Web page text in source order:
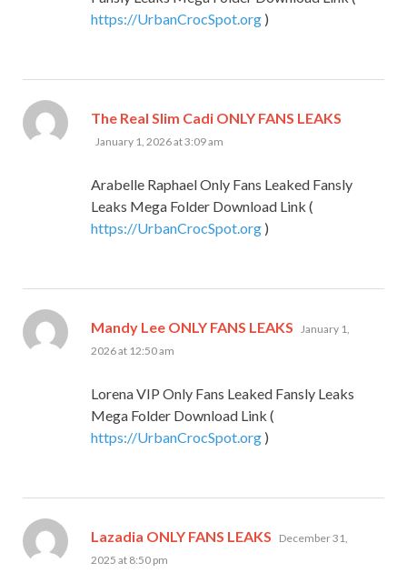
https://UrbanCrocSpot.org )
The Real Slim Cadi ONLY FANS LEAKS
January 1, 2026 at 3:09 am
Arabelle Raphael Only Fans Leaked Fansly
Leaks Mega Folder Download Link (
https://UrbanCrocSpot.org )
Mandy Lee ONLY FANS LEAKS says:
January 1,
2026 at 12:50 am
Lorena VIP Only Fans Leaked Fansly Leaks
Mega Folder Download Link (
https://UrbanCrocSpot.org )
Lazadia ONLY FANS LEAKS says:
December 31,
2025 at 8:50 pm